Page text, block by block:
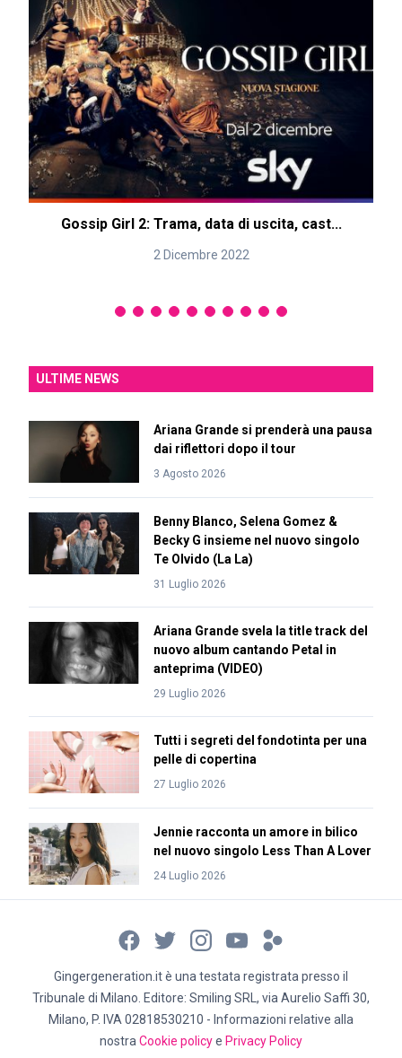
Gossip Girl 2: Trama, data di uscita, cast...
2 Dicembre 2022
ULTIME NEWS
Ariana Grande si prenderà una pausa
dai riflettori dopo il tour
3 Agosto 2026
Benny Blanco, Selena Gomez &
Becky G insieme nel nuovo singolo
Te Olvido (La La)
31 Luglio 2026
Ariana Grande svela la title track del
nuovo album cantando Petal in
anteprima (VIDEO)
29 Luglio 2026
Tutti i segreti del fondotinta per una
pelle di copertina
27 Luglio 2026
Jennie racconta un amore in bilico
nel nuovo singolo Less Than A Lover
24 Luglio 2026
Gingergeneration.it è una testata registrata presso il
Tribunale di Milano. Editore: Smiling SRL, via Aurelio Saffi 30,
Milano, P. IVA 02818530210 - Informazioni relative alla
nostra Cookie policye Privacy Policy